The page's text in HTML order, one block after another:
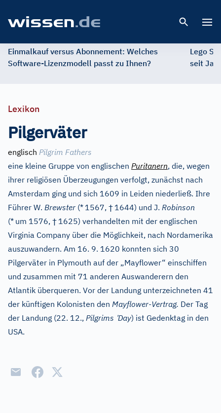
Einmalkauf versus Abonnement: Welches
Software-Lizenzmodell passt zu Ihnen?
Lego
seit
Lexikon
Pilgerväter
englisch Pilgrim Fathers
eine kleine Gruppe von englischen Puritanern, die, wegen
ihrer religiösen Überzeugungen verfolgt, zunächst nach
Amsterdam ging und sich 1609 in Leiden niederließ. Ihre
Führer W. Brewster (* 1567, † 1644) und J. Robinson
(* um 1576, † 1625) verhandelten mit der englischen
Virginia Company über die Möglichkeit, nach Nordamerika
auszuwandern. Am 16. 9. 1620 konnten sich 30
Pilgerväter in Plymouth auf der „Mayflower“ einschiffen
und zusammen mit 71 anderen Auswanderern den
Atlantik überqueren. Vor der Landung unterzeichneten 41
der künftigen Kolonisten den Mayflower-Vertrag. Der Tag
der Landung (22. 12., Pilgrims ’Day) ist Gedenktag in den
USA.